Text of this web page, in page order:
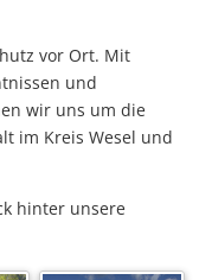
vor Ort. Mit
und
wir uns um die
im Kreis Wesel und
hinter unsere